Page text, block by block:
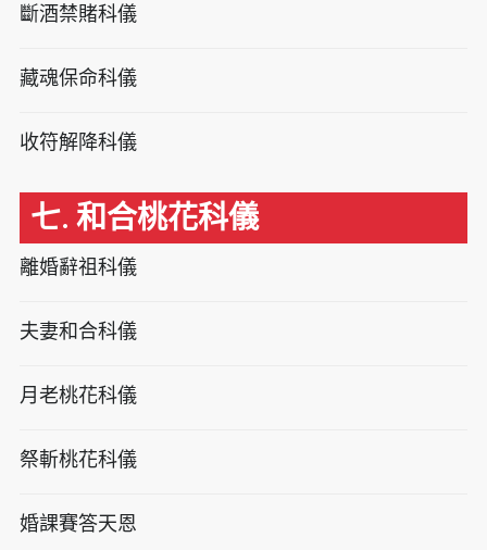
斷酒禁賭科儀
藏魂保命科儀
收符解降科儀
七. 和合桃花科儀
離婚辭祖科儀
夫妻和合科儀
月老桃花科儀
祭斬桃花科儀
婚課賽答天恩